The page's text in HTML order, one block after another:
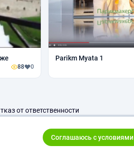
88 0
Parikm Myata 1
от ответственности
Соглашаюсь с условиями